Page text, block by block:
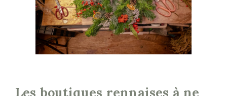
Les boutiques rennaises à ne